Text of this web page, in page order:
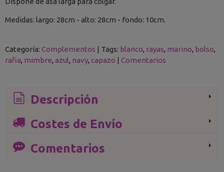
Medidas: largo: 28cm - alto: 28cm - fondo: 10cm.
Categoría: Complementos | Tags: blanco rayas marino bolso
rafia mimbre azul navy capazo | Comentarios
Descripción
Costes de Envío
Comentarios